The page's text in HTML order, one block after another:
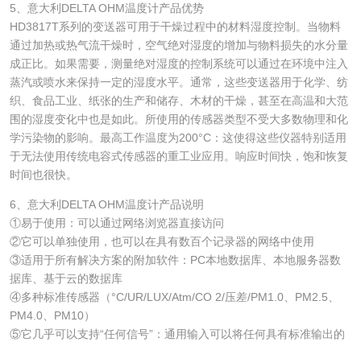
5、意大利DELTA OHM温度计产品优势
HD3817T系列的变送器可用于干燥过程中的材料湿度控制。当物料
通过加热或热气流干燥时，空气绝对湿度的增加与物料损失的水分量
成正比。如果需要，测量绝对湿度的控制系统可以通过在环境中注入
蒸汽或喷水来保持一定的湿度水平。通常，这些变送器用于化学、纺
织、食品工业、纸张的生产和储存、木材的干燥，甚至在高温和大范
围的湿度变化中也是如此。所使用的传感器类型不受大多数物理和化
学污染物的影响。最高工作温度为200°C：这使得这些仪器特别适用
于无法使用传统电容式传感器的重工业应用。响应时间快，饱和恢复
时间也很快。
6、意大利DELTA OHM温度计产品说明
①易于使用：可以通过网络浏览器直接访问
②它可以单独使用，也可以在具有数百个记录器的网络中使用
③适用于所有解决方案的附加软件：PC本地数据库、本地服务器数
据库、基于云的数据库
④多种标准传感器（°C/UR/LUX/Atm/CO 2/压差/PM1.0、PM2.5、
PM4.0、PM10）
⑤它几乎可以支持“任何信号”：通用输入可以将任何具有标准输出的